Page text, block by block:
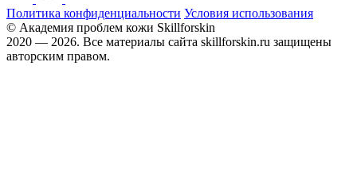
Политика конфиденциальности Условия использования
© Академия проблем кожи Skillforskin
2020 — 2026. Все материалы сайта skillforskin.ru защищены
авторским правом.